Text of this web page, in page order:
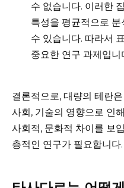
수 없습니다. 이러한
특성을 평균적으로
수 있습니다. 따라서
중요한 연구 과제입니
결론적으로, 대량의 테란
사회, 기술의 영향으로 인
사회적, 문화적 차이를 보
층적인 연구가 필요합니다.